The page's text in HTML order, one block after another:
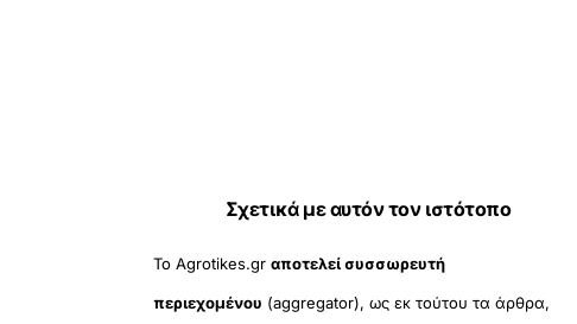
Σχετικά με αυτόν τον ιστότοπο
Το Agrotikes.grαποτελεί συσσωρευτή
περιεχομένου (aggregator), ως εκ τούτου τα άρθρα,